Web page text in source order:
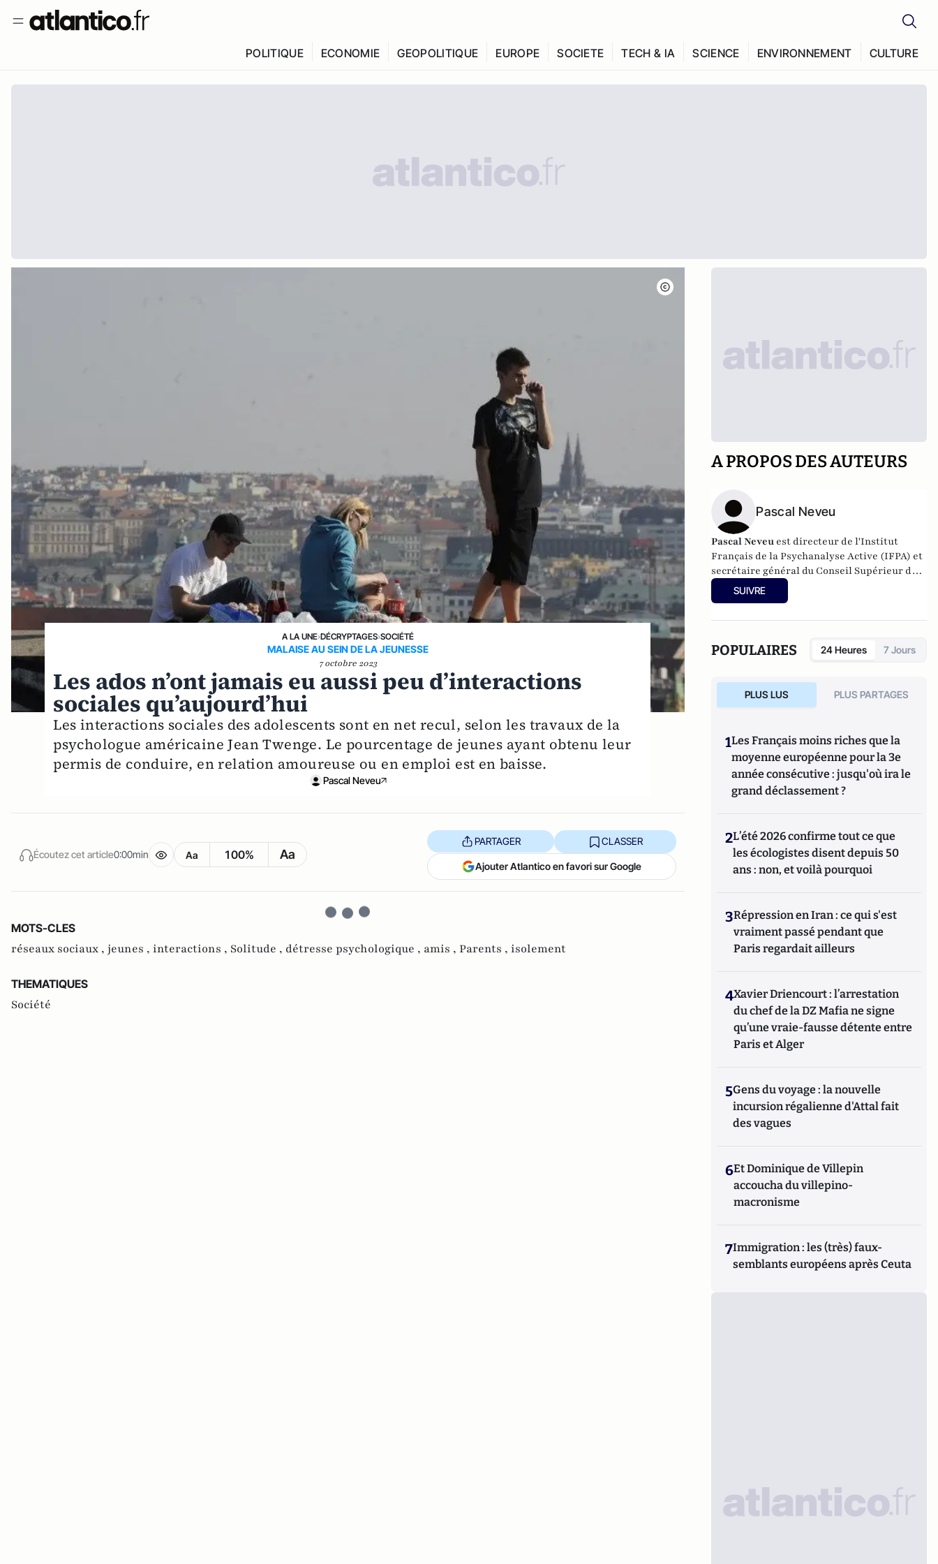
POLITIQUE ECONOMIE GEOPOLITIQUE EUROPE SOCIETE TECH & IA SCIENCE ENVIRONNEMENT CULTURE
A LA UNE›DÉCRYPTAGES›SOCIÉTÉ
MALAISE AU SEIN DE LA JEUNESSE
7 octobre 2023
Les ados n’ont jamais eu aussi peu d’interactions
sociales qu’aujourd’hui
Les interactions sociales des adolescents sont en net recul, selon les travaux de la
psychologue américaine Jean Twenge. Le pourcentage de jeunes ayant obtenu leur
permis de conduire, en relation amoureuse ou en emploi est en baisse.
Pascal Neveu
Écoutez cet article0:00min Aa 100% Aa
PARTAGER CLASSER
Ajouter Atlantico en favori sur Google
MOTS-CLES
réseaux sociaux , jeunes , interactions , Solitude , détresse psychologique , amis , Parents , isolement
THEMATIQUES
Société
A PROPOS DES AUTEURS
Pascal Neveu
Pascal Neveu est directeur de l'Institut
Français de la Psychanalyse Active (IFPA) et
secrétaire général du Conseil Supérieur de
la Psychanalyse Active
responsable national de la cellule de soutien
France(ODP).
SUIVRE
POPULAIRES 24 Heures 7 Jours
PLUS LUS PLUS PARTAGES
1Les Français moins riches que la
moyenne européenne pour la 3e
année consécutive : jusqu'où ira le
grand déclassement ?
2L’été 2026 confirme tout ce que
les écologistes disent depuis 50
ans : non, et voilà pourquoi
3Répression en Iran : ce qui s'est
vraiment passé pendant que
Paris regardait ailleurs
4Xavier Driencourt : l’arrestation
du chef de la DZ Mafia ne signe
qu’une vraie-fausse détente entre
Paris et Alger
5Gens du voyage : la nouvelle
incursion régalienne d'Attal fait
des vagues
6Et Dominique de Villepin
accoucha du villepino-
macronisme
7Immigration : les (très) faux-
semblants européens après Ceuta